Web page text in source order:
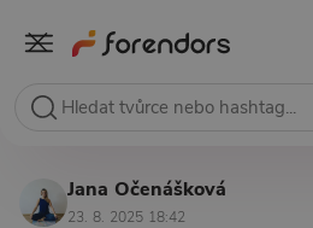
Jana Očenášková
23. 8. 2025 18:42